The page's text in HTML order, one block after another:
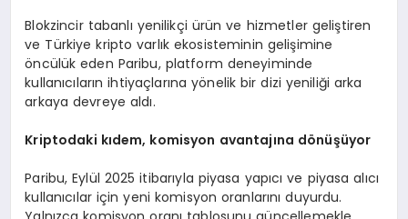
Blokzincir tabanlı yenilikçi ürün ve hizmetler geliştiren
ve Türkiye kripto varlık ekosisteminin gelişimine
öncülük eden Paribu, platform deneyiminde
kullanıcıların ihtiyaçlarına yönelik bir dizi yeniliği arka
arkaya devreye aldı.
Kriptodaki kıdem, komisyon avantajına dönüşüyor
Paribu, Eylül 2025 itibarıyla piyasa yapıcı ve piyasa alıcı
kullanıcılar için yeni komisyon oranlarını duyurdu.